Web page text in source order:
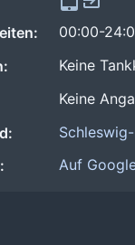
00:00-
Keine
Keine
Auf